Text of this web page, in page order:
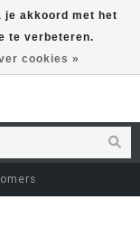
je akkoord met het
te verbeteren.
cookies »